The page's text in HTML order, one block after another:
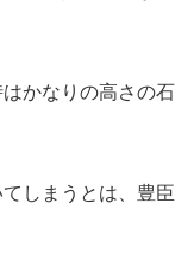
かなりの高さの石
しまうとは、豊臣